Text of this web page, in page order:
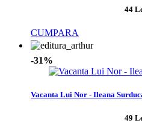
44
CUMPARA
-31%
Vacanta Lui Nor - Ileana
49